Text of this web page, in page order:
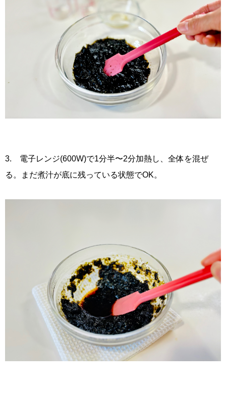
3. 電子レンジ(600W)で1分半〜2分加熱し、全体を混ぜ
る。まだ煮汁が底に残っている状態でOK。